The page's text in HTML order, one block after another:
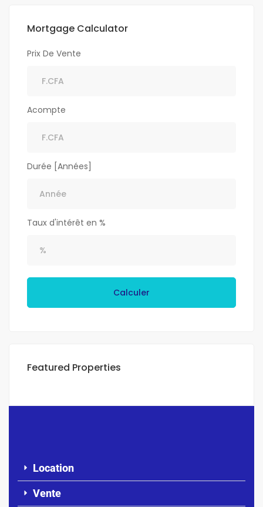
Mortgage Calculator
Prix De Vente
Acompte
Durée [Années]
Taux d'intérêt en %
Calculer
Featured Properties
Location
Vente